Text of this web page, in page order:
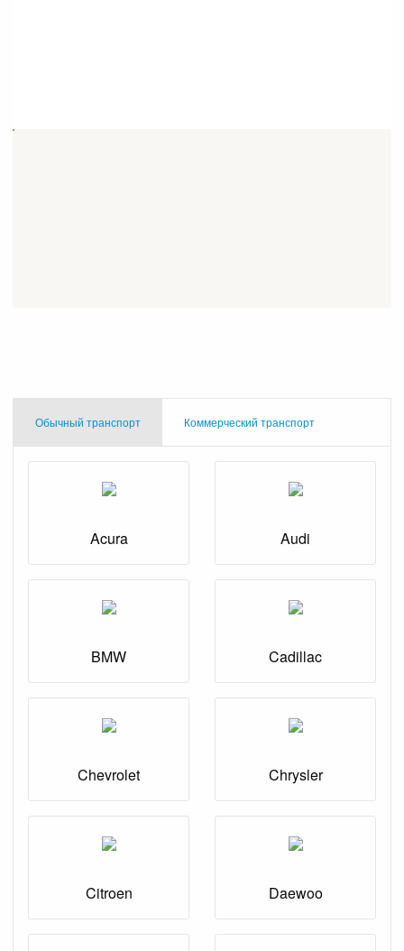
Обычный транспорт Коммерческий транспорт
Acura Audi
BMW Cadillac
Chevrolet Chrysler
Citroen Daewoo